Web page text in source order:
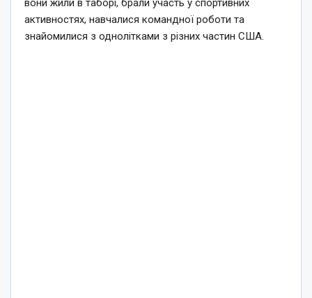
вони жили в таборі, брали участь у спортивних
активностях, навчалися командної роботи та
знайомилися з однолітками з різних частин США.